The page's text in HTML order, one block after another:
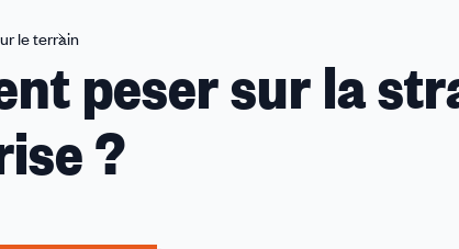
le terrain
peser
sur
stratégie
peser sur la
?